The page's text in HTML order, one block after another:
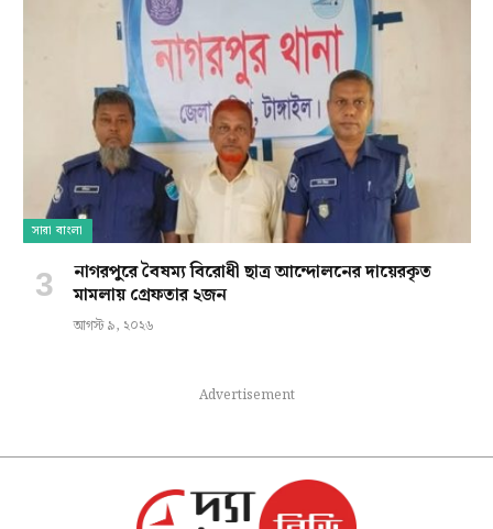
সারা বাংলা
নাগরপুরে বৈষম্য বিরোধী ছাত্র আন্দোলনের দায়েরকৃত
মামলায় গ্রেফতার ২জন
আগস্ট ৯, ২০২৬
Advertisement